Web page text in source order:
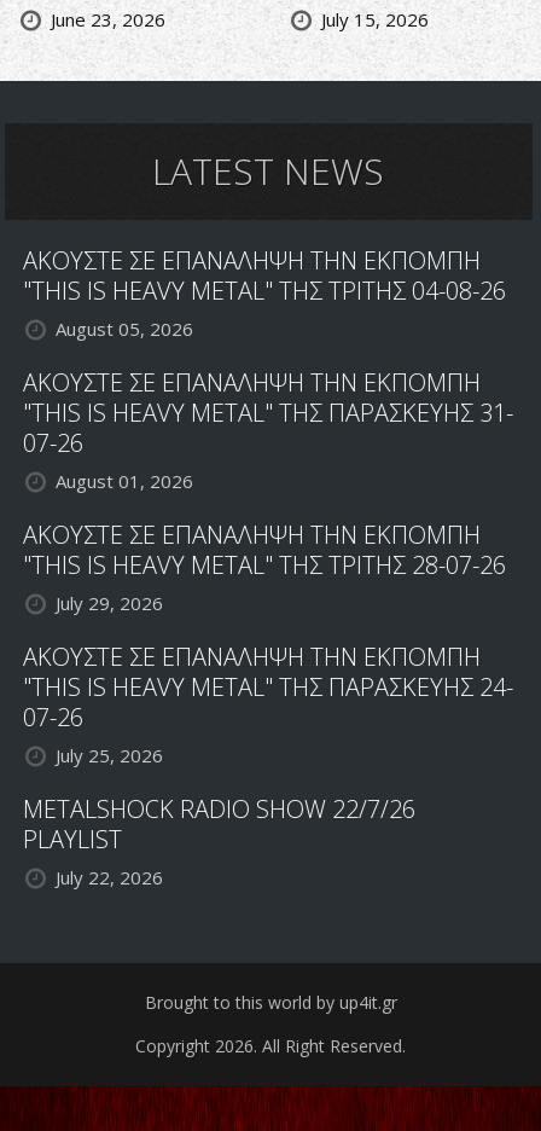
June 23, 2026 July 15, 2026
LATEST NEWS
ΑΚΟΥΣΤΕ ΣΕ ΕΠΑΝΑΛΗΨΗ ΤΗΝ ΕΚΠΟΜΠΗ
"THIS IS HEAVY METAL" ΤΗΣ ΤΡΙΤΗΣ 04-08-26
August 05, 2026
ΑΚΟΥΣΤΕ ΣΕ ΕΠΑΝΑΛΗΨΗ ΤΗΝ ΕΚΠΟΜΠΗ
"THIS IS HEAVY METAL" ΤΗΣ ΠΑΡΑΣΚΕΥΗΣ 31-
07-26
August 01, 2026
ΑΚΟΥΣΤΕ ΣΕ ΕΠΑΝΑΛΗΨΗ ΤΗΝ ΕΚΠΟΜΠΗ
"THIS IS HEAVY METAL" ΤΗΣ ΤΡΙΤΗΣ 28-07-26
July 29, 2026
ΑΚΟΥΣΤΕ ΣΕ ΕΠΑΝΑΛΗΨΗ ΤΗΝ ΕΚΠΟΜΠΗ
"THIS IS HEAVY METAL" ΤΗΣ ΠΑΡΑΣΚΕΥΗΣ 24-
07-26
July 25, 2026
METALSHOCK RADIO SHOW 22/7/26
PLAYLIST
July 22, 2026
Brought to this world by up4it.gr
Copyright 2026. All Right Reserved.